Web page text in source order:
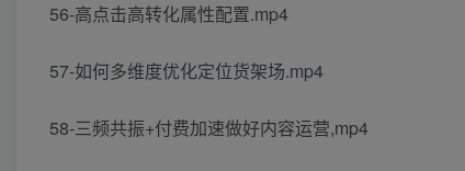
56-高点击高转化属性配置.mp4
57-如何多维度优化定位货架场.mp4
58-三频共振+付费加速做好内容运营,mp4